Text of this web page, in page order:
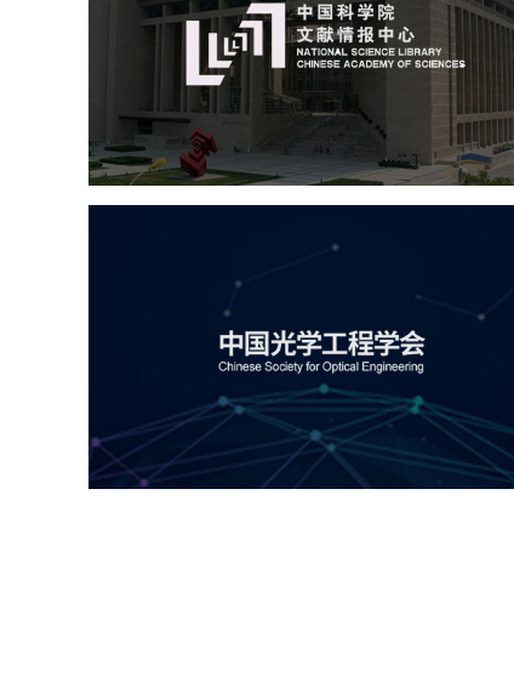
机构组织 网站建设
虚拟展厅
博物馆展厅设计
数字博物馆建设
展厅空间设计
北京展厅设计
产品展厅设计
企业展厅设计
公司展厅设计
中国光学工程学会
机构组织 国企 品牌官网
网站建设
网站设计